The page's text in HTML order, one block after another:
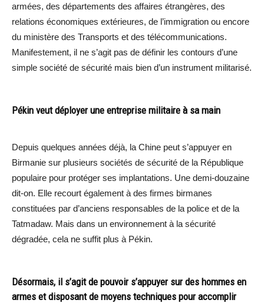
armées, des départements des affaires étrangères, des
relations économiques extérieures, de l’immigration ou encore
du ministère des Transports et des télécommunications.
Manifestement, il ne s’agit pas de définir les contours d’une
simple société de sécurité mais bien d’un instrument militarisé.
Pékin veut déployer une entreprise militaire à sa main
Depuis quelques années déjà, la Chine peut s’appuyer en
Birmanie sur plusieurs sociétés de sécurité de la République
populaire pour protéger ses implantations. Une demi-douzaine
dit-on. Elle recourt également à des firmes birmanes
constituées par d’anciens responsables de la police et de la
Tatmadaw. Mais dans un environnement à la sécurité
dégradée, cela ne suffit plus à Pékin.
Désormais, il s’agit de pouvoir s’appuyer sur des hommes en
armes et disposant de moyens techniques pour accomplir